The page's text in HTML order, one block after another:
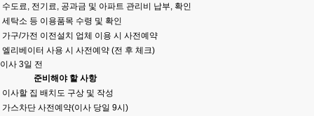
수도료, 전기료, 공과금 및 아파트 관리비 납부, 확인
세탁소 등 이용품목 수령 및 확인
가구/가전 이전설치 업체 이용 시 사전예약
엘리베이터 사용 시 사전예약 (전 후 체크)
이사 3일 전
준비해야 할 사항
이사할 집 배치도 구상 및 작성
가스차단 사전예약(이사 당일 9시)